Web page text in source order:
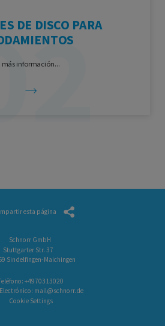
DE DISCO PARA
más información...
esta página
Schnorr GmbH
Stuttgarter Str. 37
Sindelfingen-Maichingen
+4970313020
mail@schnorr.de
Cookie Settings